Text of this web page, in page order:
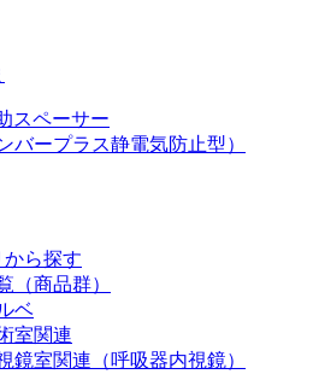
スペーサー
バープラス静電気防止型）
から探す
（商品群）
ベ
室関連
鏡室関連（呼吸器内視鏡）